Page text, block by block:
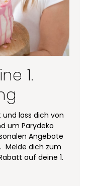
1.
lass dich von
um Parydeko
Angebote
Melde dich zum
auf deine 1.